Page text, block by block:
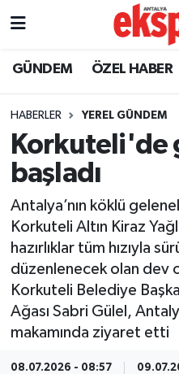
GÜNDEM ÖZEL HABER
HABERLER YEREL GÜNDEM
Korkuteli'de
başladı
Antalya’nın köklü
Korkuteli Altın Kiraz
hazırlıklar tüm hızıyla
düzenlenecek olan dev
Korkuteli Belediye
Ağası Sabri Gülel,
makamında ziyaret etti
08.07.2026 - 08:57
ÖZEL HABER
YEREL GÜNDEM
EKONOMİ
KÜLTÜR - SANAT
SPOR
SİYASET
Nöbetçi Eczaneler
Trafik Durumu
Süper Lig Puan
Tüm Manşetler
Son Dakika Haberleri
Haber Arşivi